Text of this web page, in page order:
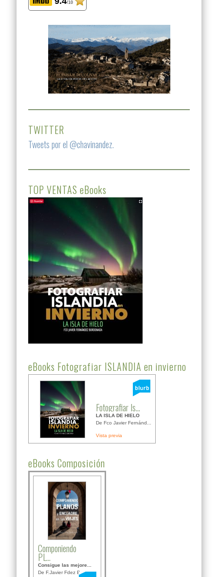
/10
TWITTER
Tweets por el @chavinandez.
TOP VENTAS eBooks
eBooks Fotografiar ISLANDIA en invierno
Fotografiar Is...
LA ISLA DE HIELO
De Fco Javier Fernánd...
Vista previa
eBooks Composición
Componiendo
PL...
Consigue las mejore...
De F.Javier Fdez Bor...